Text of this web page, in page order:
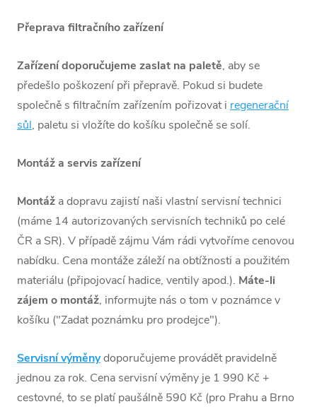
Přeprava filtračního zařízení
Zařízení doporučujeme zaslat na paletě, aby se
předešlo poškození při přepravě. Pokud si budete
společně s filtračním zařízením pořizovat i regenerační
sůl, paletu si vložíte do košíku společně se solí.
Montáž a servis zařízení
Montáž a dopravu zajistí naši vlastní servisní technici
(máme 14 autorizovaných servisních techniků po celé
ČR a SR). V případě zájmu Vám rádi vytvoříme cenovou
nabídku. Cena montáže záleží na obtížnosti a použitém
materiálu (připojovací hadice, ventily apod.). Máte-li
zájem o montáž, informujte nás o tom v poznámce v
košíku ("Zadat poznámku pro prodejce").
Servisní výměnydoporučujeme provádět pravidelně
jednou za rok. Cena servisní výměny je 1 990 Kč +
cestovné, to se platí paušálně 590 Kč (pro Prahu a Brno